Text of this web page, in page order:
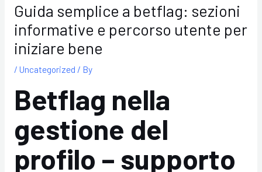
Guida semplice a betflag: sezioni
informative e percorso utente per
iniziare bene
/ Uncategorized / By
Betflag nella
gestione del
profilo – supporto